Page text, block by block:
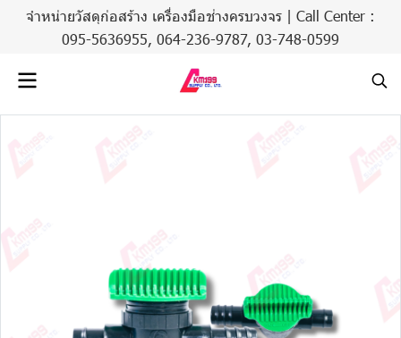
จำหน่ายวัสดุก่อสร้าง เครื่องมือช่างครบวงจร | Call Center :
095-5636955, 064-236-9787, 03-748-0599